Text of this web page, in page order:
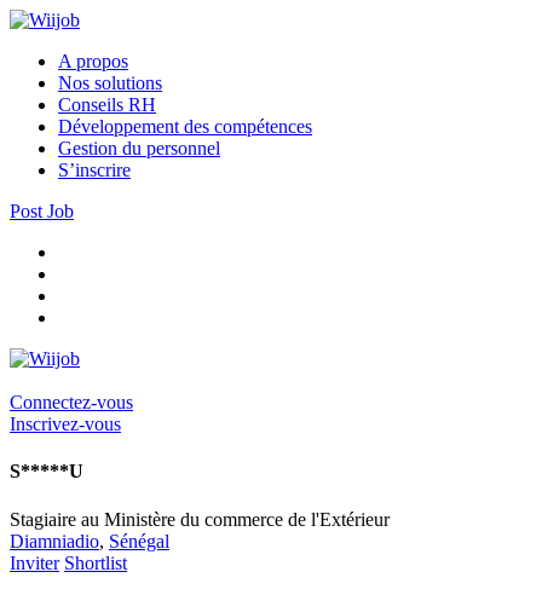
A propos
Nos solutions
Conseils RH
Développement des compétences
Gestion du personnel
S’inscrire
Post Job
Connectez-vous
Inscrivez-vous
S*****U
Stagiaire au Ministère du commerce de l'Extérieur
Diamniadio, Sénégal
Inviter Shortlist